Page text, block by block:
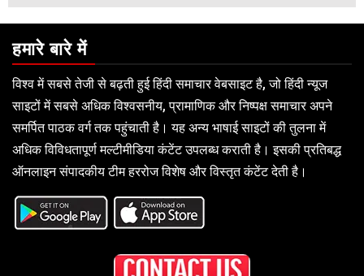
हमारे बारे में
विश्व में सबसे तेजी से बढ़ती हुई हिंदी समाचार वेबसाइट है, जो हिंदी न्यूज
साइटों में सबसे अधिक विश्वसनीय, प्रामाणिक और निष्पक्ष समाचार अपने
समर्पित पाठक वर्ग तक पहुंचाती है। यह अन्य भाषाई साइटों की तुलना में
अधिक विविधतापूर्ण मल्टीमीडिया कंटेंट उपलब्ध कराती है। इसकी प्रतिबद्ध
ऑनलाइन संपादकीय टीम हररोज विशेष और विस्तृत कंटेंट देती है।